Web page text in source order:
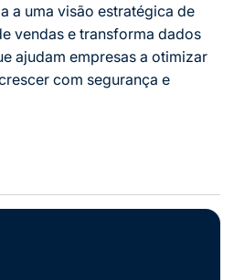
a uma visão estratégica de
vendas e transforma dados
ajudam empresas a otimizar
com segurança e